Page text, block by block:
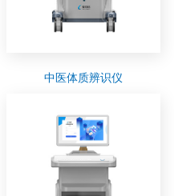
中医体质辨识仪